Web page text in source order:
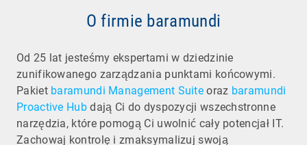
O firmie baramundi
Od 25 lat jesteśmy ekspertami w dziedzinie
zunifikowanego zarządzania punktami końcowymi.
Pakiet baramundi Management Suite oraz baramundi
Proactive Hubdają Ci do dyspozycji wszechstronne
narzędzia, które pomogą Ci uwolnić cały potencjał IT.
Zachowaj kontrolę i zmaksymalizuj swoją